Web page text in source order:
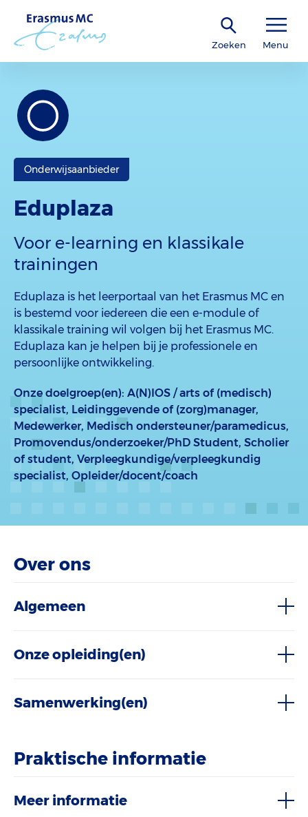
Zoeken Menu
Onderwijsaanbieder
Eduplaza
Voor e-learning en klassikale
trainingen
Eduplaza is het leerportaal van het Erasmus MC en
is bestemd voor iedereen die een e-module of
klassikale training wil volgen bij het Erasmus MC.
Eduplaza kan je helpen bij je professionele en
persoonlijke ontwikkeling.
Onze doelgroep(en): A(N)IOS / arts of (medisch)
specialist, Leidinggevende of (zorg)manager,
Medewerker, Medisch ondersteuner/paramedicus,
Promovendus/onderzoeker/PhD Student, Scholier
of student, Verpleegkundige/verpleegkundig
specialist, Opleider/docent/coach
Over ons
Algemeen
Onze opleiding(en)
Samenwerking(en)
Praktische informatie
Meer informatie